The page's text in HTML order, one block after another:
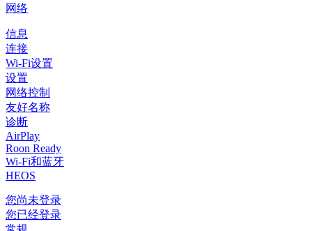
网络
信息
连接
Wi-Fi设置
设置
网络控制
友好名称
诊断
AirPlay
Roon Ready
Wi-Fi和蓝牙
HEOS
您尚未登录
您已经登录